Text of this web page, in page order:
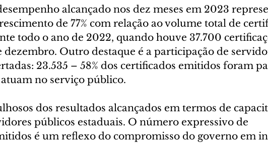
alcançado nos dez meses em 2023
de 77% com relação ao volume total de
todo o ano de 2022, quando houve 37.700
dezembro. Outro destaque é a participação de
23.535 – 58% dos certificados emitidos foram
no serviço público.
dos resultados alcançados em termos de
públicos estaduais. O número expressivo de
é um reflexo do compromisso do governo em